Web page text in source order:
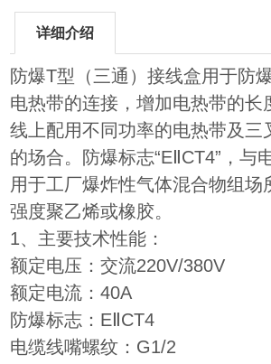
详细介绍
防爆T型（三通）接线盒用于防
电热带的连接，增加电热带的长
线上配用不同功率的电热带及三
的场合。防爆标志“EⅡCT4”，与
用于工厂爆炸性气体混合物组场
强度聚乙烯或橡胶。
1、主要技术性能：
额定电压：交流220V/380V
额定电流：40A
防爆标志：EⅡCT4
电缆线嘴螺纹：G1/2